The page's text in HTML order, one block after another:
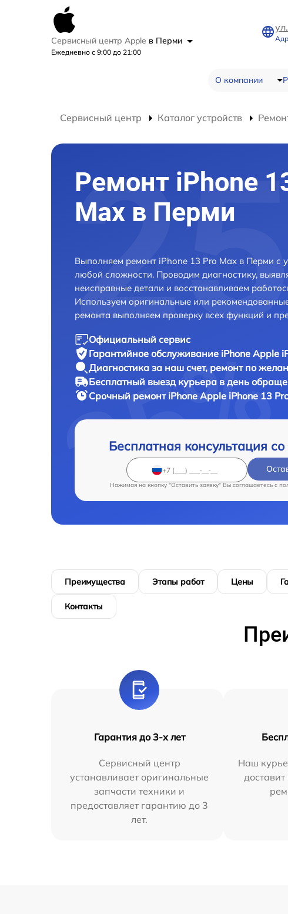
Сервисный центр Apple в Перми
Ежедневно с 9:00 до 21:00
О компании
Сервисный центр Каталог устройств
Ремонт iPhone
Max в Перми
Выполняем ремонт iPhone 13 Pro Max в Перми с
любой сложности. Проводим диагностику,
неисправные детали и восстанавливаем
Используем оригинальные или
ремонта выполняем проверку всех функций и
Официальный сервис
Гарантийное обслуживание iPhone Apple
Диагностика за наш счет, ремонт по
Бесплатный выезд курьера в день
Срочный ремонт iPhone Apple iPhone 13
Бесплатная консультация
Нажимая на кнопку "Оставить заявку" Вы соглашаетесь c
Преимущества Этапы работ Цены
Контакты
Гарантия до 3-х лет
Сервисный центр
устанавливает оригинальные
запчасти техники и
предоставляет гарантию до 3
лет.
Наш